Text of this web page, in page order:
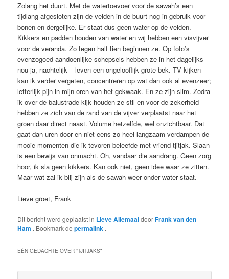
Zolang het duurt. Met de watertoevoer voor de sawah’s een
tijdlang afgesloten zijn de velden in de buurt nog in gebruik voor
bonen en dergelijke. Er staat dus geen water op de velden.
Kikkers en padden houden van water en wij hebben een visvijver
voor de veranda. Zo tegen half tien beginnen ze. Op foto’s
evenzogoed aandoenlijke schepsels hebben ze in het dagelijks –
nou ja, nachtelijk – leven een ongelooflijk grote bek. TV kijken
kan ik verder vergeten, concentreren op wat dan ook al evenzeer;
letterlijk pijn in mijn oren van het gekwaak. En ze zijn slim. Zodra
ik over de balustrade kijk houden ze stil en voor de zekerheid
hebben ze zich van de rand van de vijver verplaatst naar het
groen daar direct naast. Volume hetzelfde, wel onzichtbaar. Dat
gaat dan uren door en niet eens zo heel langzaam verdampen de
mooie momenten die ik tevoren beleefde met vriend tjitjak. Slaan
is een bewijs van onmacht. Oh, vandaar die aandrang. Geen zorg
hoor, ik sla geen kikkers. Kan ook niet, geen idee waar ze zitten.
Maar wat zal ik blij zijn als de sawah weer onder water staat.
Lieve groet, Frank
Dit bericht werd geplaatst in Lieve AllemaaldoorFrank van den
Ham . Bookmark depermalink .
EÉN GEDACHTE OVER “TJITJAKS”